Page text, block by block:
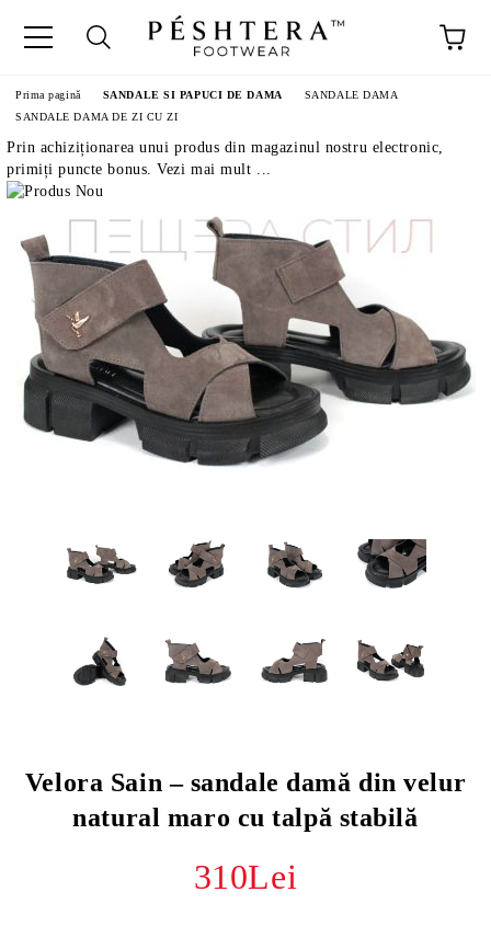
Prima pagină SANDALE SI PAPUCI DE DAMA
SANDALE DAMA
SANDALE DAMA DE ZI CU ZI
Prin achiziționarea unui produs din magazinul nostru electronic,
primiți puncte bonus. Vezi mai mult ...
Velora Sain – sandale damă din velur
natural maro cu talpă stabilă
310Lei